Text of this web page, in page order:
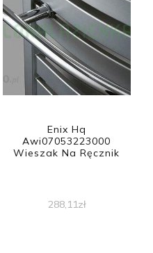
Enix Hq
Awi07053223000
Wieszak Na Ręcznik
288,11zł